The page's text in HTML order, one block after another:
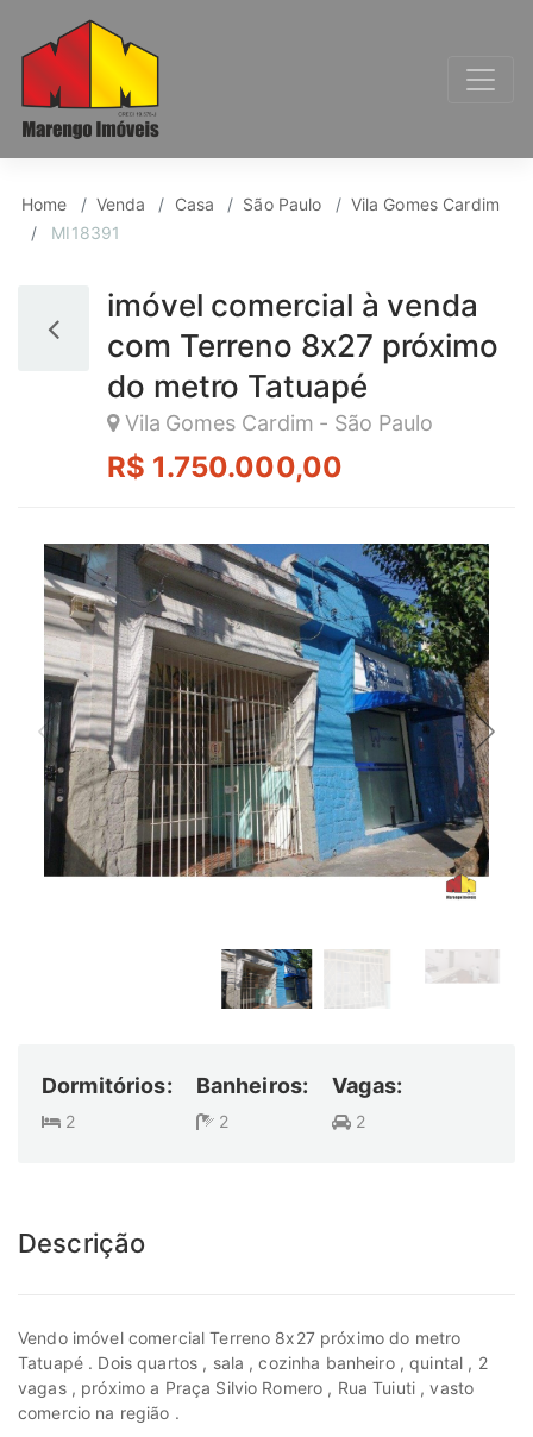
Casa para Venda,
Home Venda Casa São Paulo
Vila Gomes Cardim
MI18391
imóvel comercial à venda
com Terreno 8x27 próximo
do metro Tatuapé
Vila Gomes Cardim - São Paulo
R$ 1.750.000,00
Dormitórios:
2
Banheiros:
2
Vagas:
2
Descrição
Vendo imóvel comercial Terreno 8x27 próximo do metro
Tatuapé . Dois quartos , sala , cozinha banheiro , quintal , 2
vagas , próximo a Praça Silvio Romero , Rua Tuiuti , vasto
comercio na região .